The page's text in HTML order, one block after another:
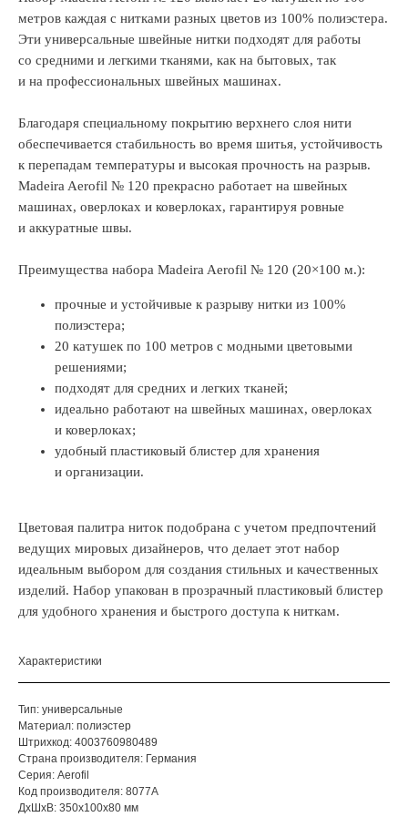
метров каждая с нитками разных цветов из 100% полиэстера.
Эти универсальные швейные нитки подходят для работы
со средними и легкими тканями, как на бытовых, так
и на профессиональных швейных машинах.
Благодаря специальному покрытию верхнего слоя нити
обеспечивается стабильность во время шитья, устойчивость
к перепадам температуры и высокая прочность на разрыв.
Madeira Aerofil № 120 прекрасно работает на швейных
машинах, оверлоках и коверлоках, гарантируя ровные
и аккуратные швы.
Преимущества набора Madeira Aerofil № 120 (20×100 м.):
прочные и устойчивые к разрыву нитки из 100%
полиэстера;
20 катушек по 100 метров с модными цветовыми
решениями;
подходят для средних и легких тканей;
идеально работают на швейных машинах, оверлоках
и коверлоках;
удобный пластиковый блистер для хранения
и организации.
Цветовая палитра ниток подобрана с учетом предпочтений
ведущих мировых дизайнеров, что делает этот набор
идеальным выбором для создания стильных и качественных
изделий. Набор упакован в прозрачный пластиковый блистер
для удобного хранения и быстрого доступа к ниткам.
Характеристики
Тип: универсальные
Материал: полиэстер
Штрихкод: 4003760980489
Страна производителя: Германия
Серия: Aerofil
Код производителя: 8077A
ДxШxВ: 350x100x80 мм